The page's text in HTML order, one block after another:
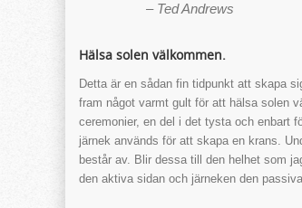
– Ted Andrews
Hälsa solen välkommen.
Detta är en sådan fin tidpunkt att skapa
fram något varmt gult för att hälsa solen
ceremonier, en del i det tysta och enbart
järnek används för att skapa en krans.
består av. Blir dessa till den helhet som
den aktiva sidan och järneken den